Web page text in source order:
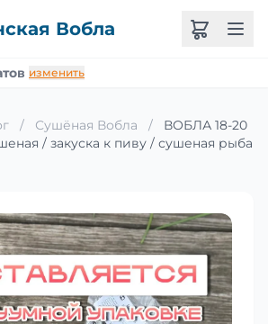
Вобла
изменить
/ Сушёная Вобла /
ВОБЛА 18-20
/ закуска к пиву / сушеная рыба